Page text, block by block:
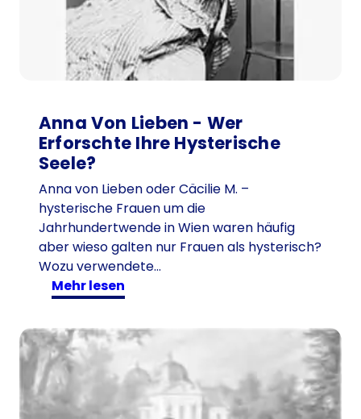
Anna Von Lieben - Wer
Erforschte Ihre Hysterische
Seele?
Anna von Lieben oder Cäcilie M. –
hysterische Frauen um die
Jahrhundertwende in Wien waren häufig
aber wieso galten nur Frauen als hysterisch?
Wozu verwendete…
mehr lesen
A
n
n
v